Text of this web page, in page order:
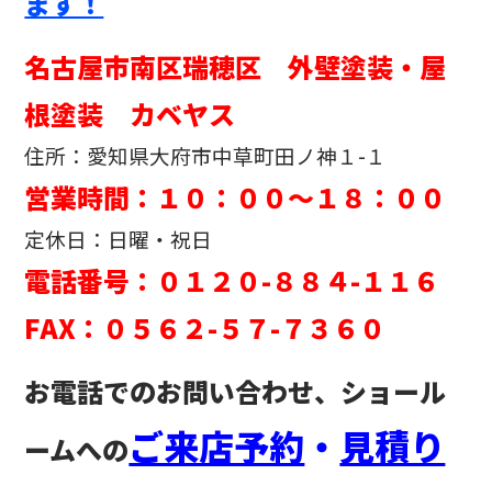
名古屋市南区瑞穂区 外壁塗装・屋
根塗装 カベヤス
住所：愛知県大府市中草町田ノ神１-１
営業時間：１０：００～１８：００
定休日：日曜・祝日
電話番号：０１２０-８８４-１１６
FAX：０５６２-５７-７３６０
お電話でのお問い合わせ、ショール
ームへのご来店予約 ・ 見積り